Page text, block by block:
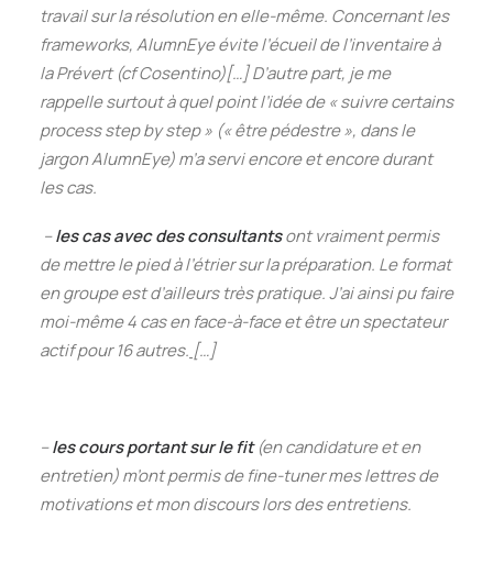
travail sur la résolution en elle-même. Concernant les
frameworks, AlumnEye évite l’écueil de l’inventaire à
la Prévert (cf Cosentino)[…]D’autre part, je me
rappelle surtout à quel point l’idée de « suivre certains
process step by step » (« être pédestre », dans le
jargon AlumnEye) m’a servi encore et encore durant
les cas.
–les cas avec des consultantsont vraiment permis
de mettre le pied à l’étrier sur la préparation. Le format
en groupe est d’ailleurs très pratique. J’ai ainsi pu faire
moi-même 4 cas en face-à-face et être un spectateur
actif pour 16 autres. […]
–les cours portant sur le fit(en candidature et en
entretien) m’ont permis de fine-tuner mes lettres de
motivations et mon discours lors des entretiens.